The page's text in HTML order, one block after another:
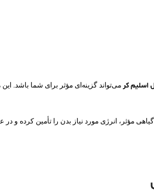
اسلیم کر می‌تواند گزینه‌ای مؤثر برای شما باشد.
مؤثر، انرژی مورد نیاز بدن را تأمین کرده